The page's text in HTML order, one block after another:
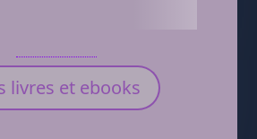
livres et ebooks